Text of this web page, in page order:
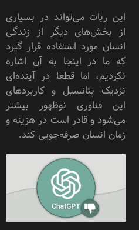
این ربات می‌تواند در بسیاری
از بخش‌های دیگر از زندگی
انسان مورد استفاده قرار گیرد
که ما در اینجا به آن اشاره
نکردیم، اما قطعا در آینده‌ای
نزدیک پتانسیل و کاربرد‌های
این فناوری نوظهور بیشتر
می‌شود و قادر است در هزینه‌ و
زمان انسان صرفه‌جویی کند.